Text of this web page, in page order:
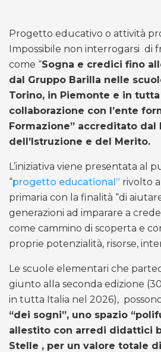
Progetto educativo o attività
Impossibile non interrogarsi di
come “Sogna e credici fino
dal Gruppo Barilla nelle
Torino, in Piemonte e in
collaborazione con l’ente
Formazione” accreditato dal
dell’Istruzione e del Merito.
L’iniziativa viene presentata al
“progetto educational” rivolto
primaria con la finalità “di
generazioni ad imparare a
come cammino di scoperta e
proprie potenzialità, risorse,
Le scuole elementari che
giunto alla seconda edizione
in tutta Italia nel 2026),
“dei sogni”, uno spazio
allestito con arredi didattici
Stelle , per un valore totale